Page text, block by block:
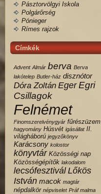
Pásztorvölgyi Iskola
Polgárőrség
Pónieger
Rímes rajzok
Címkék
Advent Almár berva Berva
lakótelep Butler-ház disznótor
Dóra Zoltán Eger Egri
Csillagok
Felnémet
Finomszerelvénygyár fűrészüzem
hagyomány Húsvét igásállat II.
világháború jegyzőkönyv
Karácsony kolostor
könyvtár Közösségi nap
Közösségépítők lakodalom
lecsófesztivál Lőkös
István macok magtár
népdalkör népviselet Práf malma